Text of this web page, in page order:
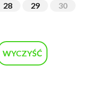
28 29
30
WYCZYŚĆ